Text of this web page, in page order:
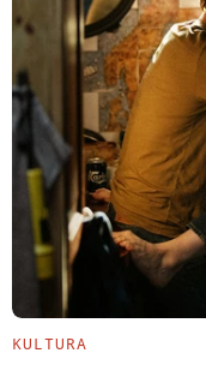
KULTURA